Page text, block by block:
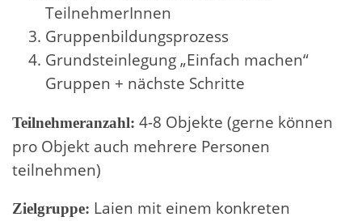
TeilnehmerInnen
Gruppenbildungsprozess
Grundsteinlegung „Einfach machen“
Gruppen + nächste Schritte
Teilnehmeranzahl: 4-8 Objekte (gerne können
pro Objekt auch mehrere Personen
teilnehmen)
Zielgruppe: Laien mit einem konkreten